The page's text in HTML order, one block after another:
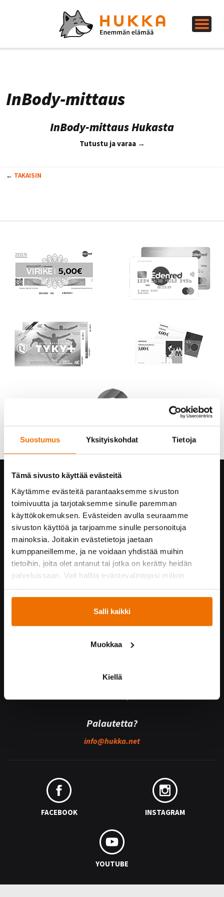
Suostumus Yksityiskohdat Tietoja
Tämä sivusto käyttää evästeitä
Käytämme evästeitä parantaaksemme sivuston
toimivuutta ja tarjotaksemme sinulle paremman
käyttökokemuksen. Evästeiden avulla seuraamme
sivuston käyttöä ja tarjoamme sinulle personoituja
mainoksia. Joitakin evästetietoja jaetaan
kumppaneillemme, ja ne voidaan yhdistää muihin
tietoihin, joita olet antanut tai jotka on kerätty heidän
palveluissaan. Voit hallita evästevalintojasi milloin
Salli kaikki
Muokkaa
Kiellä
InBody-mittaus
InBody-mittaus Hukasta
Tutustu ja varaa →
← TAKAISIN
Yhteystiedot
Hukan historiaa
Vastuullisuus
Turvallisuus Hukassa
Töihin Hukkaan
Yrityskumppaneille
Yhteistyössä
Hukka suosittelee!
Kummijoukkueet
Hukka-joukkue
Medialle
Palautetta?
info@hukka.net
FACEBOOK INSTAGRAM
YOUTUBE